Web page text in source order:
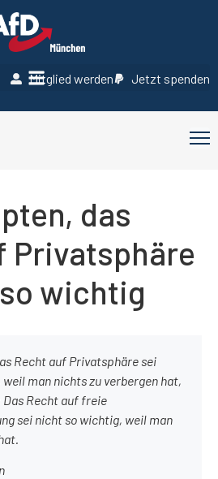
Mitglied werden Jetzt spenden
das
Privatsphäre
wichtig
Recht auf Privatsphäre sei
man nichts zu verbergen hat,
Das Recht auf freie
sei nicht so wichtig, weil man